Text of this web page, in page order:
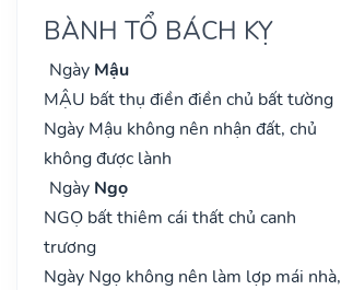
BÀNH TỔ BÁCH KỴ
Ngày Mậu
MẬU bất thụ điền điền chủ bất tường
Ngày Mậu không nên nhận đất, chủ
không được lành
Ngày Ngọ
NGỌ bất thiêm cái thất chủ canh
trương
Ngày Ngọ không nên làm lợp mái nhà,